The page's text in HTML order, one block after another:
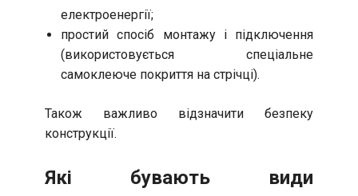
електроенергії;
простий спосіб монтажу і підключення
(використовується спеціальне
самоклеюче покриття на стрічці).
Також важливо відзначити безпеку
конструкції.
Які бувають види